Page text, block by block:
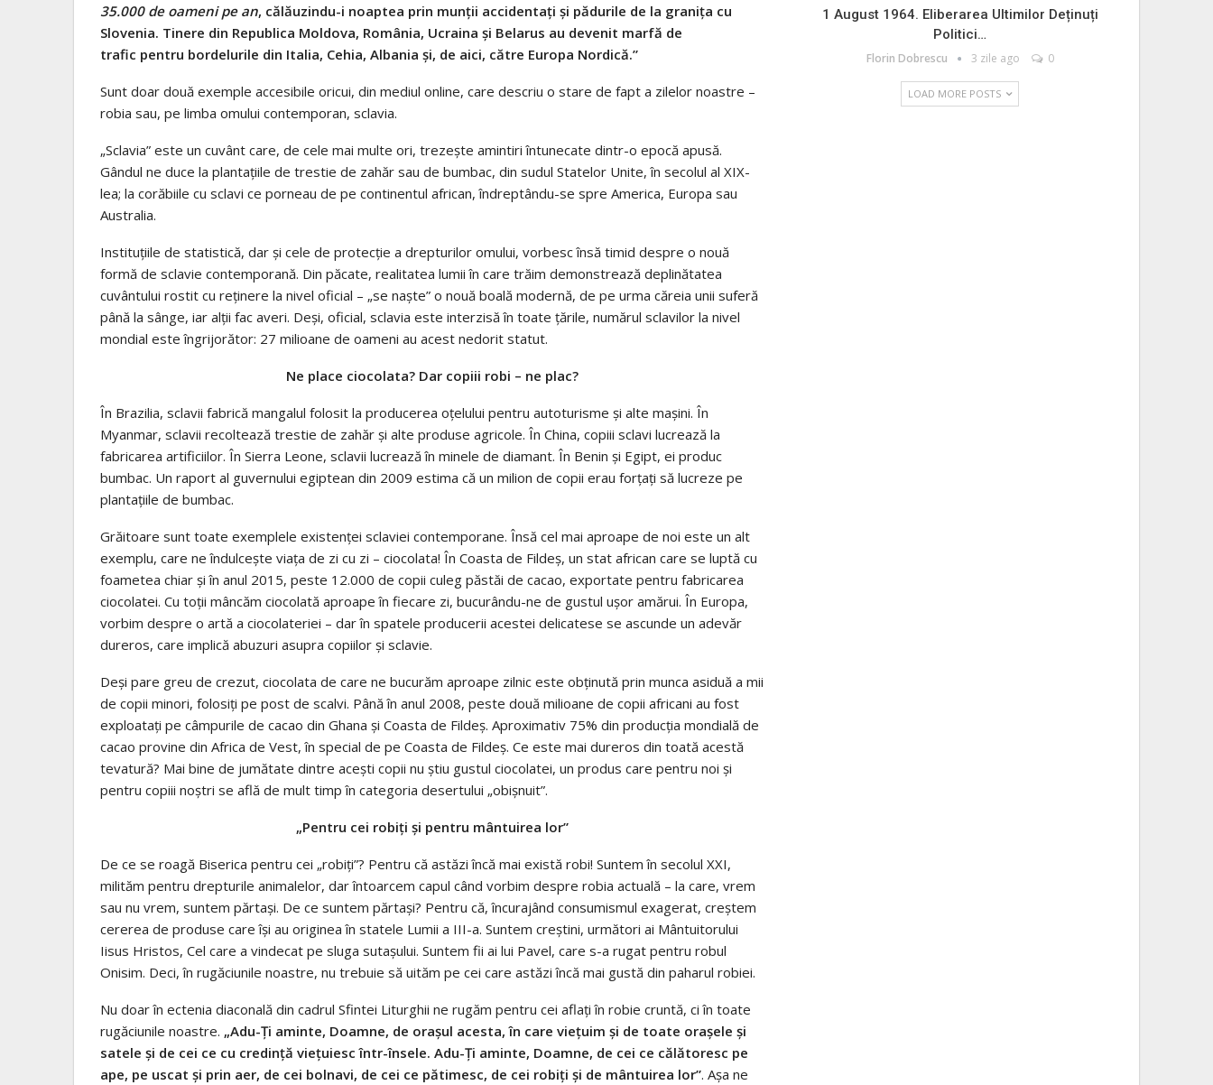
35.000 de oameni pe an, călăuzindu-i noaptea prin munţii accidentaţi şi pădurile de la graniţa cu
Slovenia. Tinere din Republica Moldova, România, Ucraina și Belarus au devenit marfă de
trafic pentru bordelurile din Italia, Cehia, Albania și, de aici, către Europa Nordică.”
Sunt doar două exemple accesibile oricui, din mediul online, care descriu o stare de fapt a zilelor noastre –
robia sau, pe limba omului contemporan, sclavia.
„Sclavia” este un cuvânt care, de cele mai multe ori, trezește amintiri întunecate dintr-o epocă apusă.
Gândul ne duce la plantațiile de trestie de zahăr sau de bumbac, din sudul Statelor Unite, în secolul al XIX-
lea; la corăbiile cu sclavi ce porneau de pe continentul african, îndreptându-se spre America, Europa sau
Australia.
Instituțiile de statistică, dar și cele de protecție a drepturilor omului, vorbesc însă timid despre o nouă
formă de sclavie contemporană. Din păcate, realitatea lumii în care trăim demonstrează deplinătatea
cuvântului rostit cu reținere la nivel oficial – „se naște” o nouă boală modernă, de pe urma căreia unii suferă
până la sânge, iar alții fac averi. Deși, oficial, sclavia este interzisă în toate țările, numărul sclavilor la nivel
mondial este îngrijorător: 27 milioane de oameni au acest nedorit statut.
Ne place ciocolata? Dar copiii robi – ne plac?
În Brazilia, sclavii fabrică mangalul folosit la producerea oţelului pentru autoturisme şi alte maşini. În
Myanmar, sclavii recoltează trestie de zahăr şi alte produse agricole. În China, copiii sclavi lucrează la
fabricarea artificiilor. În Sierra Leone, sclavii lucrează în minele de diamant. În Benin şi Egipt, ei produc
bumbac. Un raport al guvernului egiptean din 2009 estima că un milion de copii erau forţaţi să lucreze pe
plantaţiile de bumbac.
Grăitoare sunt toate exemplele existenței sclaviei contemporane. Însă cel mai aproape de noi este un alt
exemplu, care ne îndulcește viața de zi cu zi – ciocolata! În Coasta de Fildeş, un stat african care se luptă cu
foametea chiar și în anul 2015, peste 12.000 de copii culeg păstăi de cacao, exportate pentru fabricarea
ciocolatei. Cu toţii mâncăm ciocolată aproape în fiecare zi, bucurându-ne de gustul ușor amărui. În Europa,
vorbim despre o artă a ciocolateriei – dar în spatele producerii acestei delicatese se ascunde un adevăr
dureros, care implică abuzuri asupra copiilor şi sclavie.
Deşi pare greu de crezut, ciocolata de care ne bucurăm aproape zilnic este obţinută prin munca asiduă a mii
de copii minori, folosiţi pe post de scalvi. Până în anul 2008, peste două milioane de copii africani au fost
exploataţi pe câmpurile de cacao din Ghana şi Coasta de Fildeş. Aproximativ 75% din producţia mondială de
cacao provine din Africa de Vest, în special de pe Coasta de Fildeș. Ce este mai dureros din toată acestă
tevatură? Mai bine de jumătate dintre acești copii nu știu gustul ciocolatei, un produs care pentru noi și
pentru copiii noștri se află de mult timp în categoria desertului „obișnuit”.
„Pentru cei robiţi şi pentru mântuirea lor”
De ce se roagă Biserica pentru cei „robiți”? Pentru că astăzi încă mai există robi! Suntem în secolul XXI,
milităm pentru drepturile animalelor, dar întoarcem capul când vorbim despre robia actuală – la care, vrem
sau nu vrem, suntem părtași. De ce suntem părtași? Pentru că, încurajând consumismul exagerat, creștem
cererea de produse care își au originea în statele Lumii a III-a. Suntem creștini, următori ai Mântuitorului
Iisus Hristos, Cel care a vindecat pe sluga sutașului. Suntem fii ai lui Pavel, care s-a rugat pentru robul
Onisim. Deci, în rugăciunile noastre, nu trebuie să uităm pe cei care astăzi încă mai gustă din paharul robiei.
Nu doar în ectenia diaconală din cadrul Sfintei Liturghii ne rugăm pentru cei aflați în robie cruntă, ci în toate
rugăciunile noastre. „Adu-Ţi aminte, Doamne, de oraşul acesta, în care vieţuim şi de toate oraşele şi
satele şi de cei ce cu credinţă vieţuiesc într-însele. Adu-Ţi aminte, Doamne, de cei ce călătoresc pe
ape, pe uscat şi prin aer, de cei bolnavi, de cei ce pătimesc, de cei robiţi şi de mântuirea lor”. Așa ne
1 August 1964. Eliberarea Ultimilor Deținuți
Politici…
Florin Dobrescu 3 zile ago 0
LOAD MORE POSTS